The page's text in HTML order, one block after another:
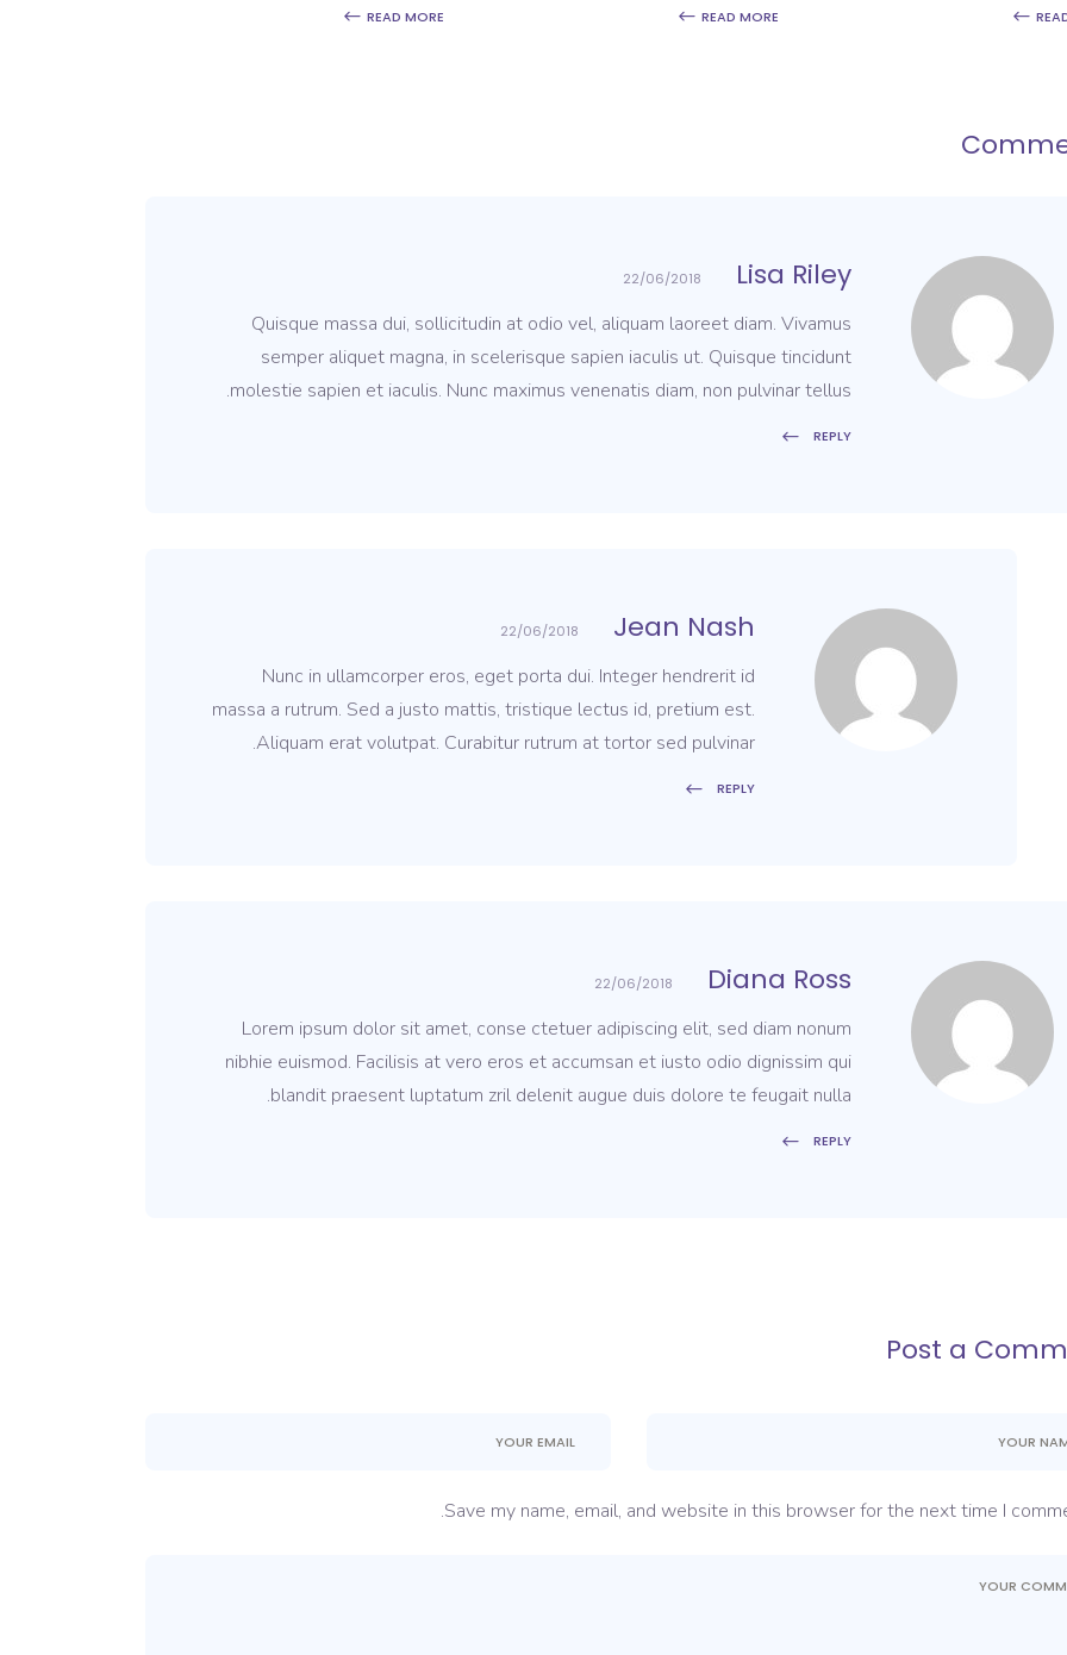
READ MORE
READ MORE
Lisa Riley
22/06/2018
Quisque massa dui, sollicitudin at odio vel, aliquam laoreet diam. Vivamus
semper aliquet magna, in scelerisque sapien iaculis ut. Quisque tincidunt
molestie sapien et iaculis. Nunc maximus venenatis diam, non pulvinar tellus.
REPLY
Jean Nash
22/06/2018
Nunc in ullamcorper eros, eget porta dui. Integer hendrerit id
massa a rutrum. Sed a justo mattis, tristique lectus id, pretium est.
Aliquam erat volutpat. Curabitur rutrum at tortor sed pulvinar.
REPLY
Diana Ross
22/06/2018
Lorem ipsum dolor sit amet, conse ctetuer adipiscing elit, sed diam nonum
nibhie euismod. Facilisis at vero eros et accumsan et iusto odio dignissim qui
blandit praesent luptatum zril delenit augue duis dolore te feugait nulla.
REPLY
Post a
Save my name, email, and website in this browser for the next time I